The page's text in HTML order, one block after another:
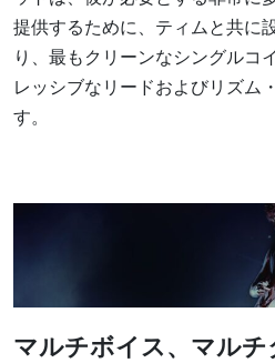
提供するために、ティムと共に
り、最もクリーンなシングルコ
レッシブなリードおよびリズム
す。
マルチボイス、マルチ